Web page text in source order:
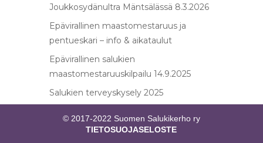
Joukkosydänultra Mäntsälässä 8.3.2026
Epävirallinen maastomestaruus ja
pentueskari – info & aikataulut
Epävirallinen salukien
maastomestaruuskilpailu 14.9.2025
Salukien terveyskysely 2025
© 2017-2022 Suomen Salukikerho ry
TIETOSUOJASELOSTE